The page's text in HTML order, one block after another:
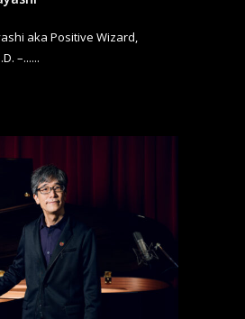
aka Positive Wizard,
–......